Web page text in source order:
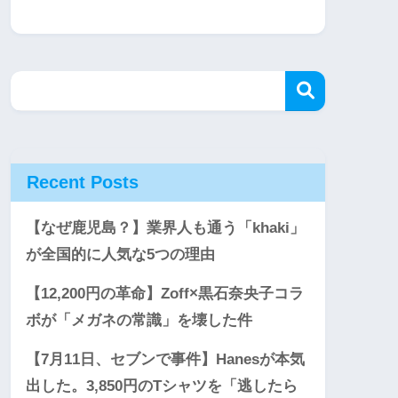
Recent Posts
【なぜ鹿児島？】業界人も通う「khaki」
が全国的に人気な5つの理由
【12,200円の革命】Zoff×黒石奈央子コラ
ボが「メガネの常識」を壊した件
【7月11日、セブンで事件】Hanesが本気
出した。3,850円のTシャツを「逃したら